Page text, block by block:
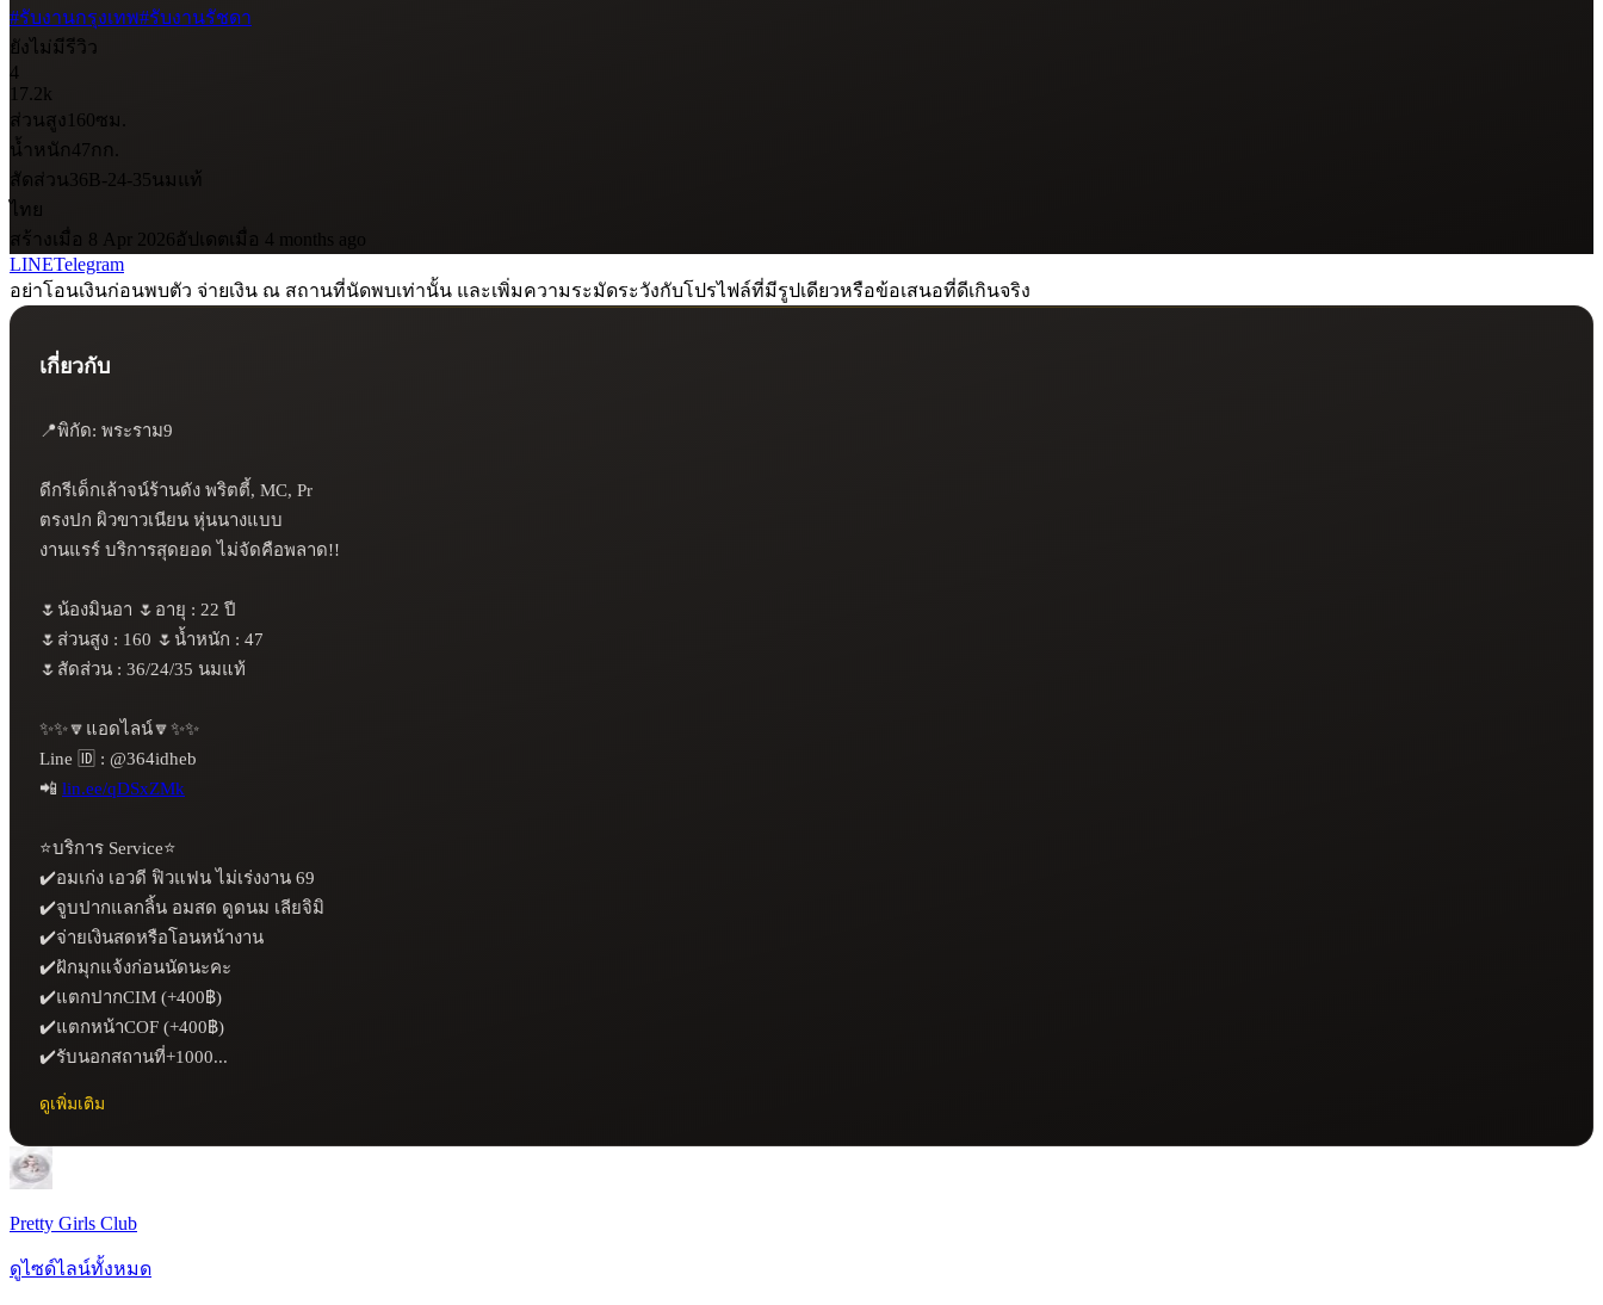
#รับงานกรุงเทพ#รับงานรัชดา
ยังไม่มีรีวิว
4
17.2k
ส่วนสูง 160ซม.
น้ำหนัก47กก.
สัดส่วน 36B-24-35นมแท้
ไทย
สร้างเมื่อ 8 Apr 2026อัปเดตเมื่อ 4 months ago
LINETelegram
อย่าโอนเงินก่อนพบตัว จ่ายเงิน ณ สถานที่นัดพบเท่านั้น และเพิ่มความระมัดระวังกับโปรไฟล์ที่มีรูปเดียวหรือข้อเสนอที่ดีเกินจริง
เกี่ยวกับ
📍พิกัด: พระราม9
ดีกรีเด็กเล้าจน์ร้านดัง พริตตี้, MC, Pr
ตรงปก ผิวขาวเนียน หุ่นนางแบบ
งานแรร์ บริการสุดยอด ไม่จัดคือพลาด!!
🌷น้องมินอา 🌷อายุ : 22 ปี
🌷ส่วนสูง : 160 🌷น้ำหนัก : 47
🌷สัดส่วน : 36/24/35 นมแท้
✨✨🔽แอดไลน์🔽✨✨
Line 🆔 : @364idheb
📲 lin.ee/qDSxZMk
⭐️บริการ Service⭐️
✔️อมเก่ง เอวดี ฟิวแฟน ไม่เร่งงาน 69
✔️จูบปากแลกลิ้น อมสด ดูดนม เลียจิมิ
✔️จ่ายเงินสดหรือโอนหน้างาน
✔️ฝักมุกแจ้งก่อนนัดนะคะ
✔️แตกปากCIM (+400฿)
✔️แตกหน้าCOF (+400฿)
✔️รับนอกสถานที่+1000...
ดูเพิ่มเติม
Pretty Girls Club
ดูไซด์ไลน์ทั้งหมด